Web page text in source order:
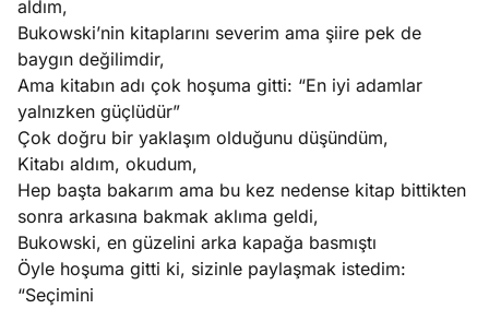
aldım,
Bukowski’nin kitaplarını severim ama şiire pek de
baygın değilimdir,
Ama kitabın adı çok hoşuma gitti: “En iyi adamlar
yalnızken güçlüdür”
Çok doğru bir yaklaşım olduğunu düşündüm,
Kitabı aldım, okudum,
Hep başta bakarım ama bu kez nedense kitap bittikten
sonra arkasına bakmak aklıma geldi,
Bukowski, en güzelini arka kapağa basmıştı
Öyle hoşuma gitti ki, sizinle paylaşmak istedim:
“Seçimini